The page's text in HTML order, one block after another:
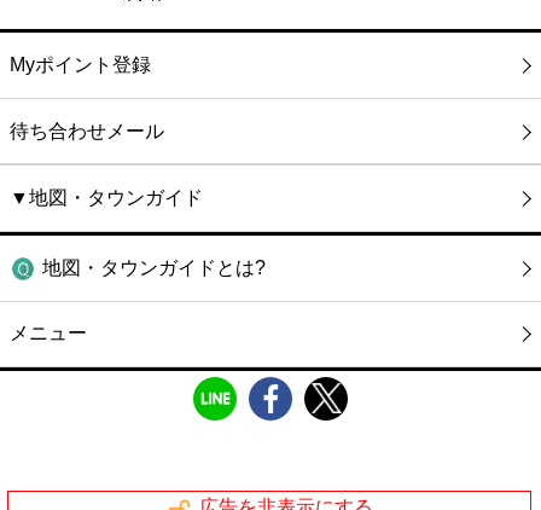
Myポイント登録
待ち合わせメール
▼地図・タウンガイド
地図・タウンガイドとは?
メニュー